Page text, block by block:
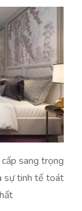
sang trọng
sự tinh tế toát